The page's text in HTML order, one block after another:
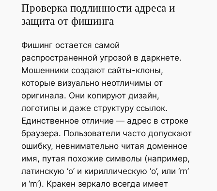
Проверка подлинности адреса и
защита от фишинга
Фишинг остается самой
распространенной угрозой в даркнете.
Мошенники создают сайты-клоны,
которые визуально неотличимы от
оригинала. Они копируют дизайн,
логотипы и даже структуру ссылок.
Единственное отличие — адрес в строке
браузера. Пользователи часто допускают
ошибку, невнимательно читая доменное
имя, путая похожие символы (например,
латинскую ‘o’ и кириллическую ‘о’, или ‘rn’
и ‘m’). Кракен зеркало всегда имеет